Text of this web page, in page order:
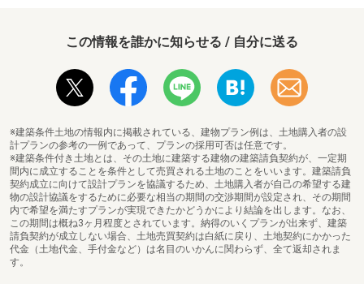
この情報を誰かに知らせる / 自分に送る
※建築条件土地の情報内に掲載されている、建物プラン例は、土地購入者の設
計プランの参考の一例であって、プランの採用可否は任意です。
※建築条件付き土地とは、その土地に建築する建物の建築請負契約が、一定期
間内に成立することを条件として売買される土地のことをいいます。建築請負
契約成立に向けて設計プランを協議するため、土地購入者が自己の希望する建
物の設計協議をするために必要な相当の期間の交渉期間が設定され、その期間
内で希望を満たすプランが実現できたかどうかにより結論を出します。なお、
この期間は概ね3ヶ月程度とされています。納得のいくプランが出来ず、建築
請負契約が成立しない場合、土地売買契約は白紙に戻り、土地契約にかかった
代金（土地代金、手付金など）は名目のいかんに関わらず、全て返却されま
す。